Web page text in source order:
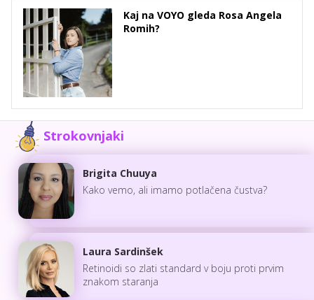
Kaj na VOYO gleda Rosa Angela
Romih?
Strokovnjaki
Brigita Chuuya
Kako vemo, ali imamo potlačena čustva?
Laura Sardinšek
Retinoidi so zlati standard v boju proti prvim
znakom staranja